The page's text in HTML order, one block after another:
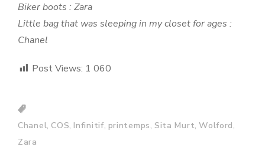
Biker boots : Zara
Little bag that was sleeping in my closet for ages :
Chanel
Post Views: 1 060
Chanel, COS,Infinitif, printemps, Sita Murt,Wolford,
Zara